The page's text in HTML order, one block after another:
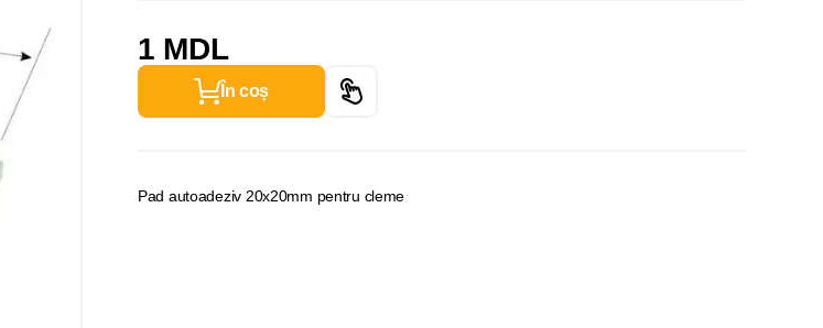
1 MDL
În coș
Pad autoadeziv 20x20mm pentru cleme